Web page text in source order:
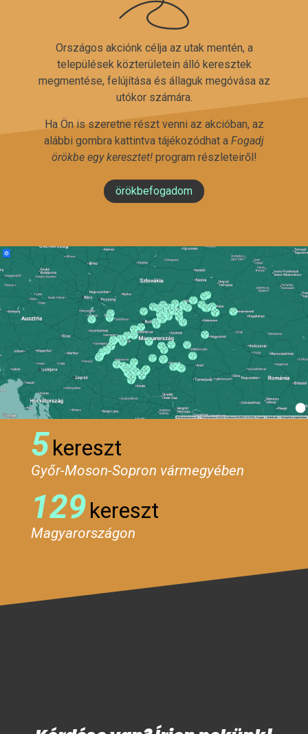
Országos akciónk célja az utak mentén, a
települések közterületein álló keresztek
megmentése, felújítása és állaguk megóvása az
utókor számára.
Ha Ön is szeretne részt venni az akcióban, az
alábbi gombra kattintva tájékozódhat a Fogadj
örökbe egy keresztet!program részleteiről!
örökbefogadom
5kereszt
Győr-Moson-Sopron vármegyében
129kereszt
Magyarországon